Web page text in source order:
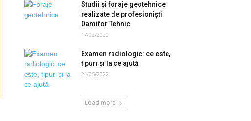
Studii și foraje geotehnice
realizate de profesioniști
Damifor Tehnic
17/02/2020
Examen radiologic: ce este,
tipuri și la ce ajută
24/05/2022
Load more